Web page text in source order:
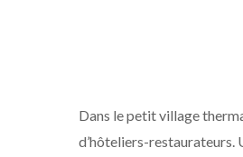
Dans le petit village
d’hôteliers-restaurateurs.